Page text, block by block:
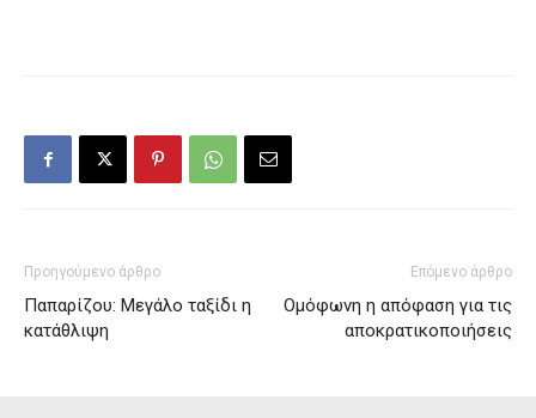
Προηγούμενο άρθρο
Παπαρίζου: Μεγάλο ταξίδι η
κατάθλιψη
Επόμενο άρθρο
Ομόφωνη η απόφαση για τις
αποκρατικοποιήσεις